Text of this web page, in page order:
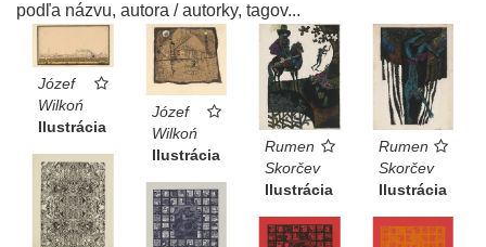
podľa názvu, autora / autorky, tagov...
Józef
Wilkoń
Ilustrácia
Józef
Wilkoń
Ilustrácia
Rumen
Skorčev
Ilustrácia
Rumen
Skorčev
Ilustrácia